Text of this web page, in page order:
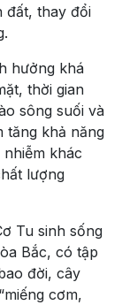
đất, thay đổi
hưởng khá
thời gian
sông suối và
tăng khả năng
khác
lượng
Tu sinh sống
Bắc, có tập
đời, cây
cơm,